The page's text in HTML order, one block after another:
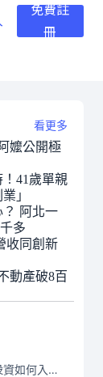
免費註
冊
看更多
嬤公開極
41歲單親
」
？ 阿北一
多
收同創新
動產破8百
ETF是什麼？ETF投資如何入門？本系列專題文章將會告訴你新手必須知道的ETF基礎知識。